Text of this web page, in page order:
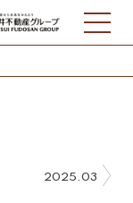
MENU
2025.03